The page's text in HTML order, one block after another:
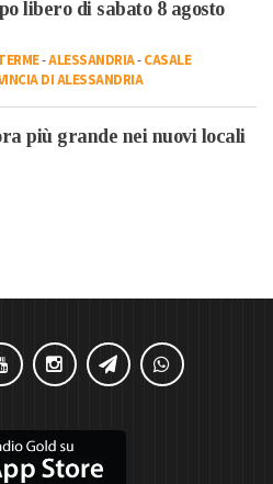
libero di sabato 8 agosto
-ALESSANDRIA-CASALE
DI ALESSANDRIA
più grande nei nuovi locali